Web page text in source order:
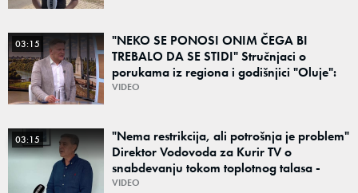
03:15
"NEKO SE PONOSI ONIM ČEGA BI
TREBALO DA SE STIDI" Stručnjaci o
porukama iz regiona i godišnjici "Oluje":
"Ponos na stradanje je anticivilizacijska
VIDEO
03:15
"Nema restrikcija, ali potrošnja je problem"
Direktor Vodovoda za Kurir TV o
snabdevanju tokom toplotnog talasa -
Poznato kakva je situacija sa vodom
VIDEO